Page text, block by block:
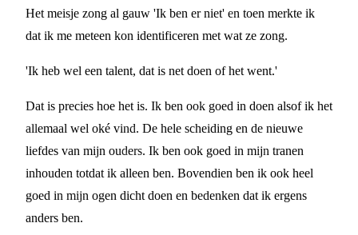
Het meisje zong al gauw 'Ik ben er niet' en toen merkte ik
dat ik me meteen kon identificeren met wat ze zong.
'Ik heb wel een talent, dat is net doen of het went.'
Dat is precies hoe het is. Ik ben ook goed in doen alsof ik het
allemaal wel oké vind. De hele scheiding en de nieuwe
liefdes van mijn ouders. Ik ben ook goed in mijn tranen
inhouden totdat ik alleen ben. Bovendien ben ik ook heel
goed in mijn ogen dicht doen en bedenken dat ik ergens
anders ben.